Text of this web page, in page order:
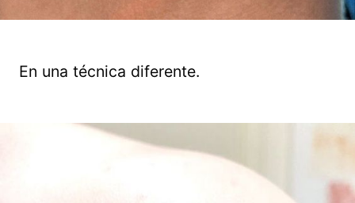
En una técnica diferente.